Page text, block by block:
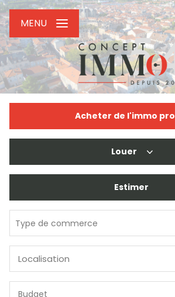
MENU
Acheter de l'immo pro
De l'immo pro
Louer
De l'immo pro
Estimer
Type de commerce
Localisation
Budget